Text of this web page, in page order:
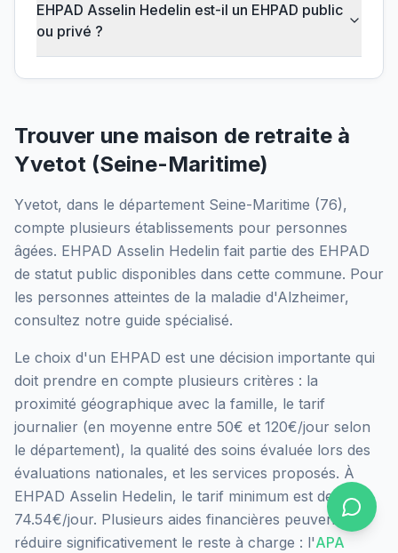
EHPAD Asselin Hedelin est-il un EHPAD public
ou privé ?
Trouver une maison de retraite à
Yvetot (Seine-Maritime)
Yvetot, dans le département Seine-Maritime (76),
compte plusieurs établissements pour personnes
âgées. EHPAD Asselin Hedelin fait partie des EHPAD
de statut public disponibles dans cette commune. Pour
les personnes atteintes de la maladie d'Alzheimer,
consultez notre guide spécialisé.
Le choix d'un EHPAD est une décision importante qui
doit prendre en compte plusieurs critères : la
proximité géographique avec la famille, le tarif
journalier (en moyenne entre 50€ et 120€/jour selon
le département), la qualité des soins évaluée lors des
évaluations nationales, et les services proposés. À
EHPAD Asselin Hedelin, le tarif minimum est de
74.54€/jour. Plusieurs aides financières peuvent
réduire significativement le reste à charge : l'APA